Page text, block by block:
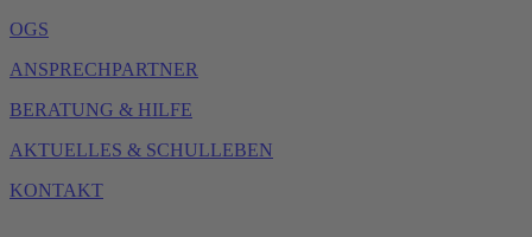
OGS
ANSPRECHPARTNER
BERATUNG & HILFE
AKTUELLES & SCHULLEBEN
KONTAKT